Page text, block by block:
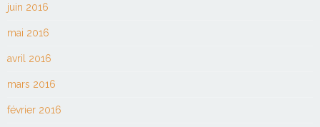
juin 2016
mai 2016
avril 2016
mars 2016
février 2016